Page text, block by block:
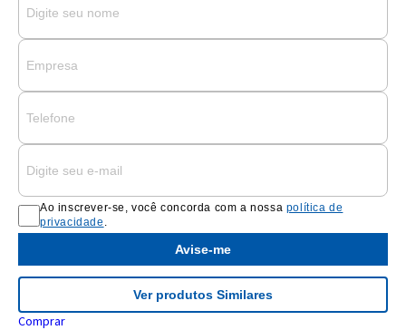
Ao inscrever-se, você concorda com a nossa política de
privacidade
Avise-me
Ver produtos Similares
Comprar